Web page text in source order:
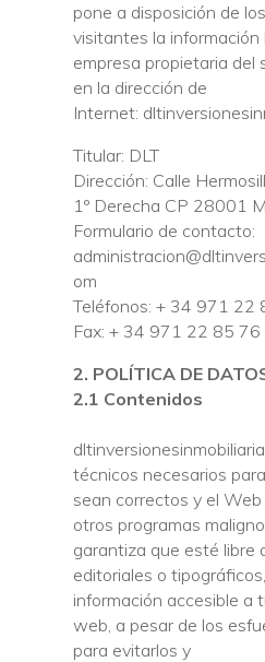
pone a disposición de
visitantes la información
empresa propietaria del
en la dirección de
Internet:
Titular: DLT
Dirección: Calle
1º Derecha CP 28001
Formulario de contacto:
om
Teléfonos: + 34 971 22
Fax: + 34 971 22 85 76
2. POLÍTICA DE
2.1 Contenidos
técnicos necesarios
sean correctos y el
otros programas
garantiza que esté libre
editoriales o
información accesible a
web, a pesar de los
para evitarlos y